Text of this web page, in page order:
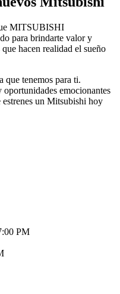
MITSUBISHI
para brindarte valor y
hacen realidad el sueño
que tenemos para ti.
emocionantes
estrenes un Mitsubishi hoy
PM